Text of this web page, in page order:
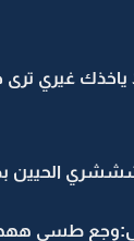
ياخذك غيري ترى
الحيين
طسي